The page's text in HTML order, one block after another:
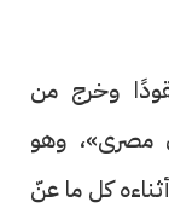
وخرج من
مصرى»، وهو
كل ما عنّ